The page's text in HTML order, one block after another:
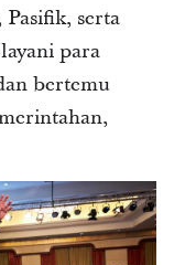
serta
para
bertemu